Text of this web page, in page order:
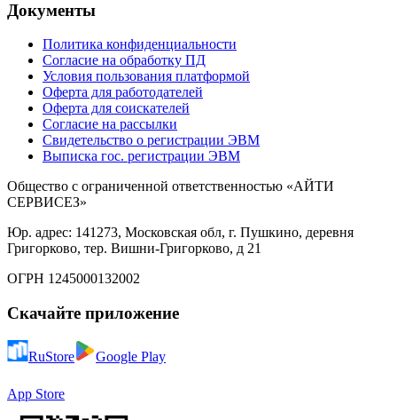
Документы
Политика конфиденциальности
Согласие на обработку ПД
Условия пользования платформой
Оферта для работодателей
Оферта для соискателей
Согласие на рассылки
Свидетельство о регистрации ЭВМ
Выписка гос. регистрации ЭВМ
Общество с ограниченной ответственностью «АЙТИ
СЕРВИСЕЗ»
Юр. адрес: 141273, Московская обл, г. Пушкино, деревня
Григорково, тер. Вишни-Григорково, д 21
ОГРН 1245000132002
Скачайте приложение
RuStore Google Play
App Store